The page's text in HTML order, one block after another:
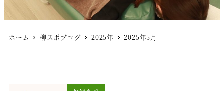
ホーム 柳スポブログ 2025年 2025年5月